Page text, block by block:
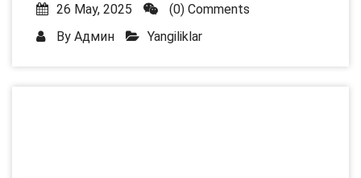
26 May, 2025
(0) Comments
By Админ Yangiliklar